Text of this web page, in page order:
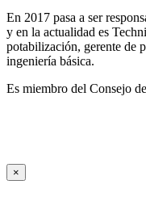
En 2017 pasa a ser
y en la actualidad es
potabilización, gerente de
ingeniería básica.
Es miembro del Consejo
×